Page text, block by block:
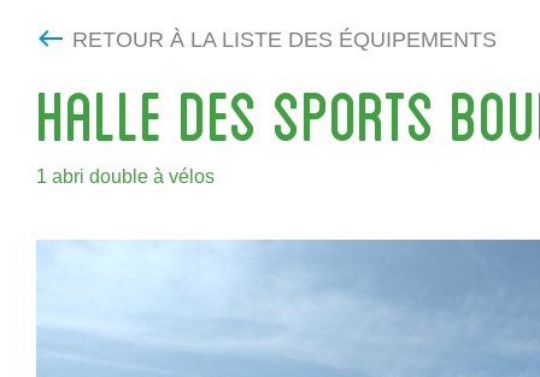
RETOUR À LA LISTE DES ÉQUIPEMENTS
HALLE DES SPORTS
1 abri double à vélos